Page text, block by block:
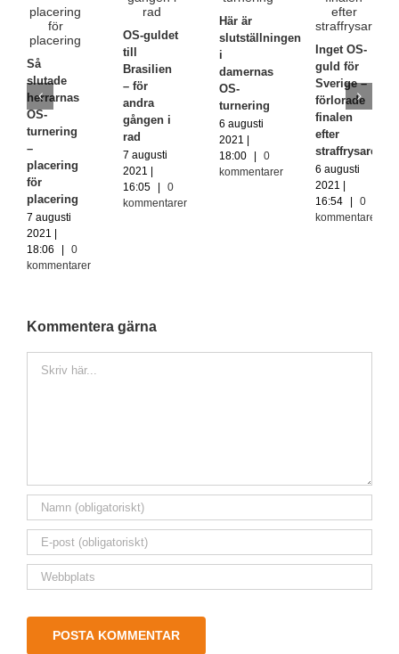
Så
slutade
herrarnas
OS-
turnering
–
placering
för
placering
7 augusti
2021 |
18:06
|
0
kommentarer
OS-guldet
till
Brasilien
– för
andra
gången i
rad
7 augusti
2021 |
16:05
|
0
kommentarer
Här är
slutställningen
i
damernas
OS-
turnering
6 augusti
2021 |
18:00
|
0
kommentarer
Inget OS-
guld för
Sverige –
förlorade
finalen
efter
straffrysare
6 augusti
2021 |
16:54
|
0
kommentarer
Kommentera gärna